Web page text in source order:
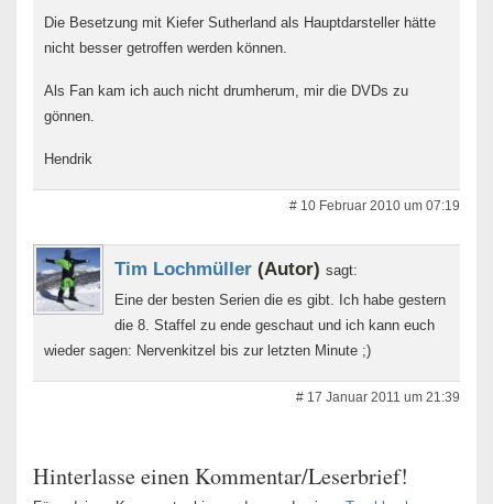
Die Besetzung mit Kiefer Sutherland als Hauptdarsteller hätte
nicht besser getroffen werden können.
Als Fan kam ich auch nicht drumherum, mir die DVDs zu
gönnen.
Hendrik
# 10 Februar 2010 um 07:19
Tim Lochmüller (Autor) sagt:
Eine der besten Serien die es gibt. Ich habe gestern
die 8. Staffel zu ende geschaut und ich kann euch
wieder sagen: Nervenkitzel bis zur letzten Minute ;)
# 17 Januar 2011 um 21:39
Hinterlasse einen Kommentar/Leserbrief!